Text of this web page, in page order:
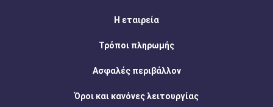
Η εταιρεία
Τρόποι πληρωμής
Ασφαλές περιβάλλον
Όροι και κανόνες λειτουργίας